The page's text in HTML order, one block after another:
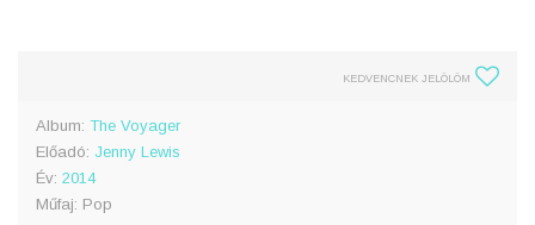
KEDVENCNEK JELÖLÖM
Album: The Voyager
Előadó: Jenny Lewis
Év: 2014
Műfaj: Pop